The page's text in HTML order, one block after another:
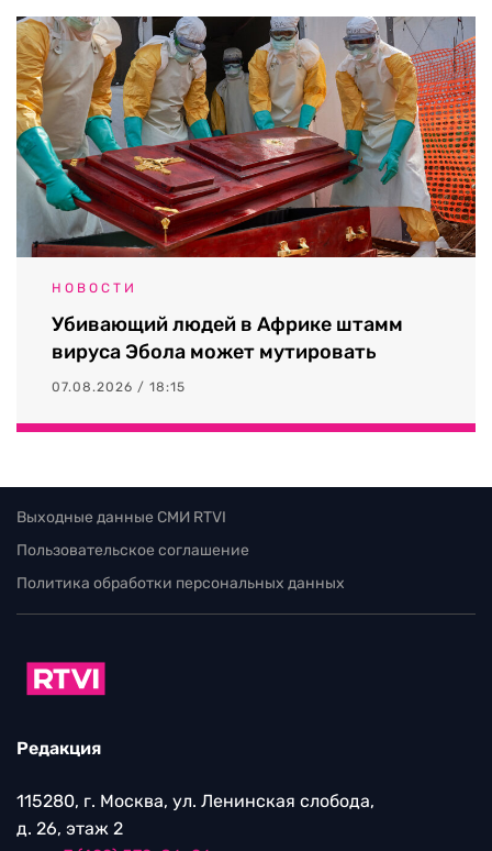
НОВОСТИ
Убивающий людей в Африке штамм
вируса Эбола может мутировать
07.08.2026 / 18:15
Выходные данные СМИ RTVI
Пользовательское соглашение
Политика обработки персональных данных
Редакция
115280, г. Москва, ул. Ленинская слобода,
д. 26, этаж 2